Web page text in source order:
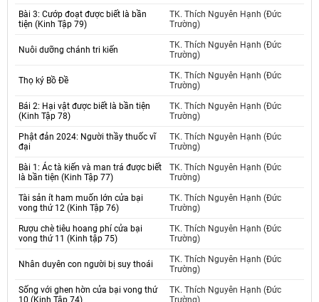
Bài 3: Cướp đoạt được biết là bần
tiện (Kinh Tập 79)
TK. Thích Nguyên Hạnh (Đức
Trường)
Nuôi dưỡng chánh tri kiến
TK. Thích Nguyên Hạnh (Đức
Trường)
Thọ ký Bồ Đề
TK. Thích Nguyên Hạnh (Đức
Trường)
Bái 2: Hại vật được biết là bần tiện
(Kinh Tập 78)
TK. Thích Nguyên Hạnh (Đức
Trường)
Phật đản 2024: Người thầy thuốc vĩ
đại
TK. Thích Nguyên Hạnh (Đức
Trường)
Bài 1: Ác tà kiến và man trá được biết
là bần tiện (Kinh Tập 77)
TK. Thích Nguyên Hạnh (Đức
Trường)
Tài sản ít ham muốn lớn cửa bại
vong thứ 12 (Kinh Tập 76)
TK. Thích Nguyên Hạnh (Đức
Trường)
Rượu chè tiêu hoang phí cửa bại
vong thứ 11 (Kinh tập 75)
TK. Thích Nguyên Hạnh (Đức
Trường)
Nhân duyên con người bị suy thoái
TK. Thích Nguyên Hạnh (Đức
Trường)
Sống với ghen hờn cửa bại vong thứ
TK. Thích Nguyên Hạnh (Đức